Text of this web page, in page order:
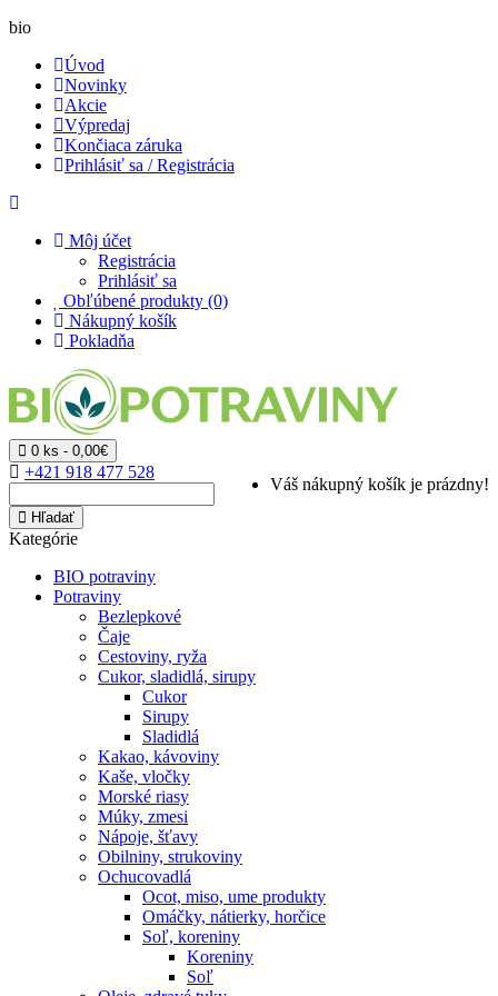
bio
Úvod
Novinky
Akcie
Výpredaj
Končiaca záruka
Prihlásiť sa / Registrácia
Môj účet
Registrácia
Prihlásiť sa
Obľúbené produkty (0)
Nákupný košík
Pokladňa
0 ks - 0,00€
Váš nákupný košík je prázdny!
+421 918 477 528
Hľadať
Kategórie
BIO potraviny
Potraviny
Bezlepkové
Čaje
Cestoviny, ryža
Cukor, sladidlá, sirupy
Cukor
Sirupy
Sladidlá
Kakao, kávoviny
Kaše, vločky
Morské riasy
Múky, zmesi
Nápoje, šťavy
Obilniny, strukoviny
Ochucovadlá
Ocot, miso, ume produkty
Omáčky, nátierky, horčice
Soľ, koreniny
Koreniny
Soľ